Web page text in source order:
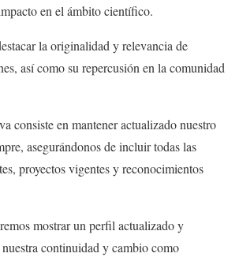
en el ámbito científico.
la originalidad y relevancia de
así como su repercusión en la comunidad
consiste en mantener actualizado nuestro
asegurándonos de incluir todas las
proyectos vigentes y reconocimientos
mostrar un perfil actualizado y
continuidad y cambio como